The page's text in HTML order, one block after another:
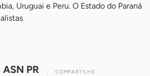
Uruguai e Peru. O Estado do Paraná
ASN PR COMPARTILHE